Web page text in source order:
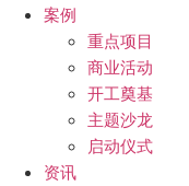
案例
重点项目
商业活动
开工奠基
主题沙龙
启动仪式
资讯